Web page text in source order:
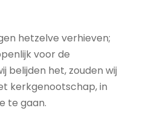
hetzelve verhieven;
voor de
belijden het, zouden wij
kerkgenootschap, in
te gaan.